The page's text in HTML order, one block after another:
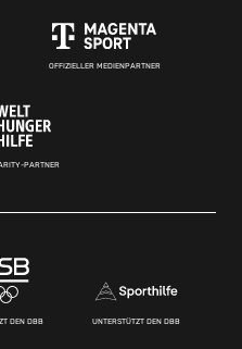
OFFIZIELLER MEDIENPARTNER
PARTNER
DEN DBB UNTERSTÜTZT DEN DBB